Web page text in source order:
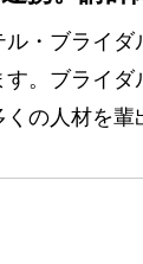
・ブライ
。ブライ
の人材を